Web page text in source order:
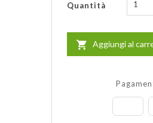
Quantità
 Aggiungi al